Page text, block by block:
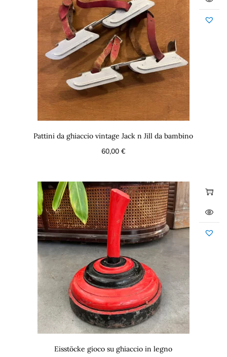
Pattini da ghiaccio vintage Jack n Jill da bambino
60,00€
Eisstöcke gioco su ghiaccio in legno